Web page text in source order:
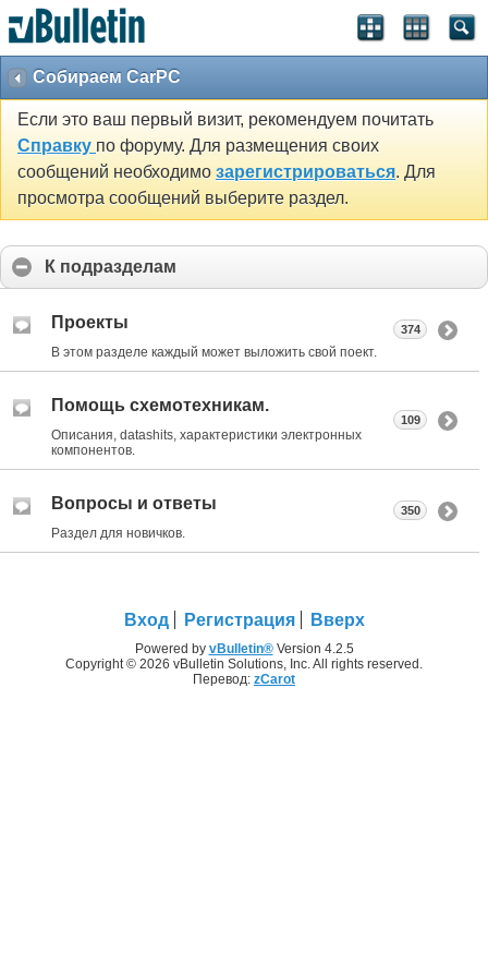
Собираем CarPC
Если это ваш первый визит, рекомендуем почитать
Справку по форуму. Для размещения своих
сообщений необходимо зарегистрироваться. Для
просмотра сообщений выберите раздел.
К подразделам
Проекты
В этом разделе каждый может выложить свой поект.
374
Помощь схемотехникам.
Описания, datashits, характеристики электронных
компонентов.
109
Вопросы и ответы
Раздел для новичков.
350
Вход Регистрация Вверх
Powered by vBulletin®Version 4.2.5
Copyright © 2026 vBulletin Solutions, Inc. All rights reserved.
Перевод: zCarot